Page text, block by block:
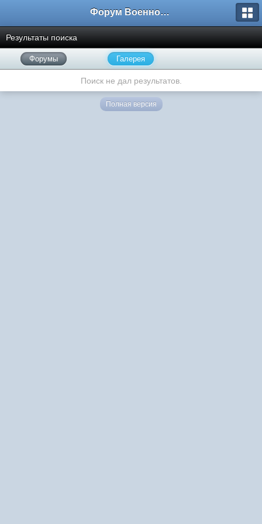
Форум Военно-Исторических Реконструкторов
Результаты поиска
Форумы Галерея
Поиск не дал результатов.
Полная версия